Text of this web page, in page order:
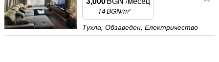
14BGN/m²
Тухла, Обзаведен, Електричество